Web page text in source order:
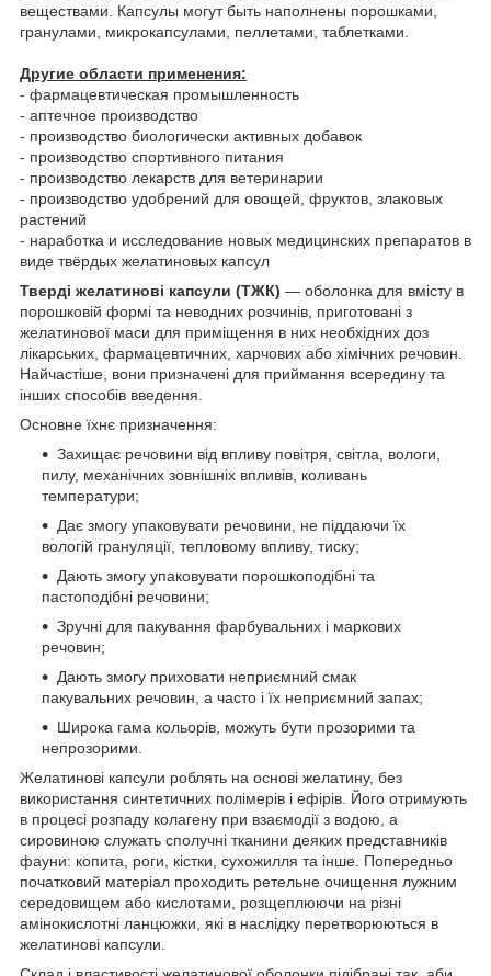
веществами. Капсулы могут быть наполнены порошками,
гранулами, микрокапсулами, пеллетами, таблетками.
Другие области применения:
- фармацевтическая промышленность
- аптечное производство
- производство биологически активных добавок
- производство спортивного питания
- производство лекарств для ветеринарии
- производство удобрений для овощей, фруктов, злаковых
растений
- наработка и исследование новых медицинских препаратов в
виде твёрдых желатиновых капсул
Тверді желатинові капсули (ТЖК) — оболонка для вмісту в
порошковій формі та неводних розчинів, приготовані з
желатинової маси для приміщення в них необхідних доз
лікарських, фармацевтичних, харчових або хімічних речовин.
Найчастіше, вони призначені для приймання всередину та
інших способів введення.
Основне їхнє призначення:
Захищає речовини від впливу повітря, світла, вологи,
пилу, механічних зовнішніх впливів, коливань
температури;
Дає змогу упаковувати речовини, не піддаючи їх
вологій грануляції, тепловому впливу, тиску;
Дають змогу упаковувати порошкоподібні та
пастоподібні речовини;
Зручні для пакування фарбувальних і маркових
речовин;
Дають змогу приховати неприємний смак
пакувальних речовин, а часто і їх неприємний запах;
Широка гама кольорів, можуть бути прозорими та
непрозорими.
Желатинові капсули роблять на основі желатину, без
використання синтетичних полімерів і ефірів. Його отримують
в процесі розпаду колагену при взаємодії з водою, а
сировиною служать сполучні тканини деяких представників
фауни: копита, роги, кістки, сухожилля та інше. Попередньо
початковий матеріал проходить ретельне очищення лужним
середовищем або кислотами, розщеплюючи на різні
амінокислотні ланцюжки, які в наслідку перетворюються в
желатинові капсули.